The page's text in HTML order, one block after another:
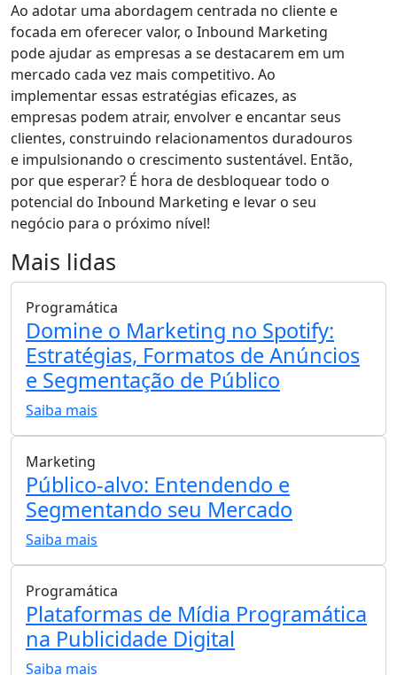
Ao adotar uma abordagem centrada no cliente e
focada em oferecer valor, o Inbound Marketing
pode ajudar as empresas a se destacarem em um
mercado cada vez mais competitivo. Ao
implementar essas estratégias eficazes, as
empresas podem atrair, envolver e encantar seus
clientes, construindo relacionamentos duradouros
e impulsionando o crescimento sustentável. Então,
por que esperar? É hora de desbloquear todo o
potencial do Inbound Marketing e levar o seu
negócio para o próximo nível!
Mais lidas
Programática
Domine o Marketing no Spotify:
Estratégias, Formatos de Anúncios
e Segmentação de Público
Saiba mais
Marketing
Público-alvo: Entendendo e
Segmentando seu Mercado
Saiba mais
Programática
Plataformas de Mídia Programática
na Publicidade Digital
Saiba mais